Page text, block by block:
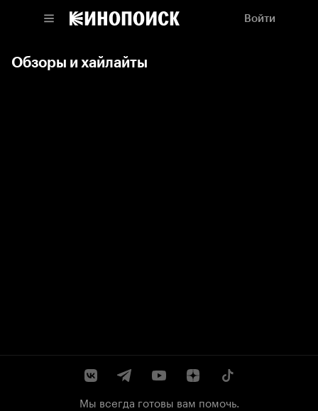
Войти
Обзоры и хайлайты
Мы всегда готовы вам помочь.